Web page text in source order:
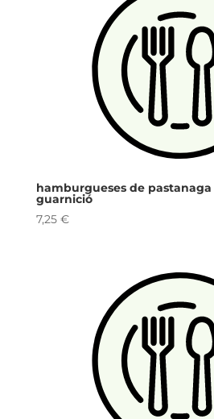
hamburgueses de
guarnició
7,25 €